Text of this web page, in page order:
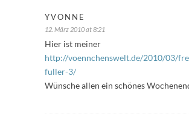
YVONNE
12. März 2010 at 8:21
Hier ist meiner
http://voennchenswelt.de/2010/03/
fuller-3/
Wünsche allen ein schönes